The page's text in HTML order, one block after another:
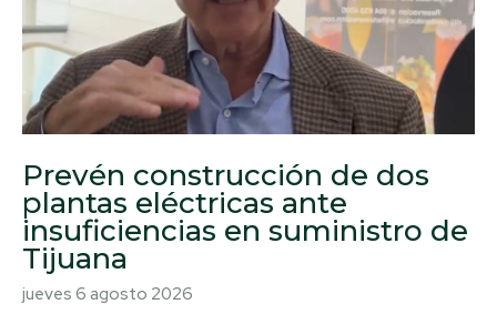
Prevén construcción de dos
plantas eléctricas ante
insuficiencias en suministro de
Tijuana
jueves 6 agosto 2026